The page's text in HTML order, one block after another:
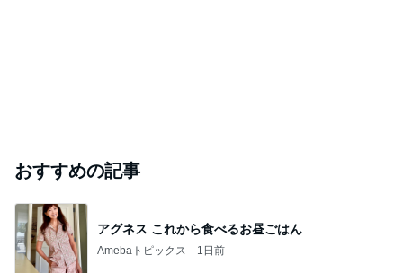
おすすめの記事
アグネス これから食べるお昼ごはん
Amebaトピックス 1日前